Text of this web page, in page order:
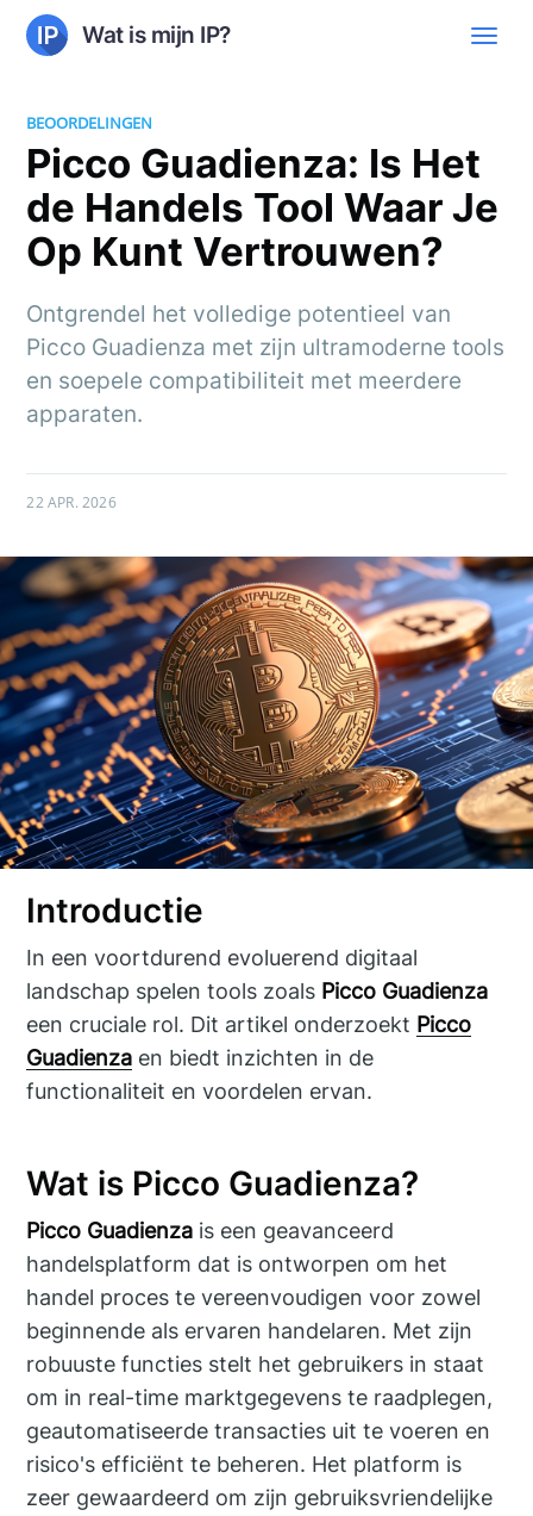
Wat is mijn IP?
BEOORDELINGEN
Picco Guadienza: Is Het
de Handels Tool Waar Je
Op Kunt Vertrouwen?
Ontgrendel het volledige potentieel van
Picco Guadienza met zijn ultramoderne tools
en soepele compatibiliteit met meerdere
apparaten.
22 APR. 2026
Introductie
In een voortdurend evoluerend digitaal
landschap spelen tools zoals Picco Guadienza
een cruciale rol. Dit artikel onderzoekt Picco
Guadienza en biedt inzichten in de
functionaliteit en voordelen ervan.
Wat is Picco Guadienza?
Picco Guadienza is een geavanceerd
handelsplatform dat is ontworpen om het
handel proces te vereenvoudigen voor zowel
beginnende als ervaren handelaren. Met zijn
robuuste functies stelt het gebruikers in staat
om in real-time marktgegevens te raadplegen,
geautomatiseerde transacties uit te voeren en
risico's efficiënt te beheren. Het platform is
zeer gewaardeerd om zijn gebruiksvriendelijke